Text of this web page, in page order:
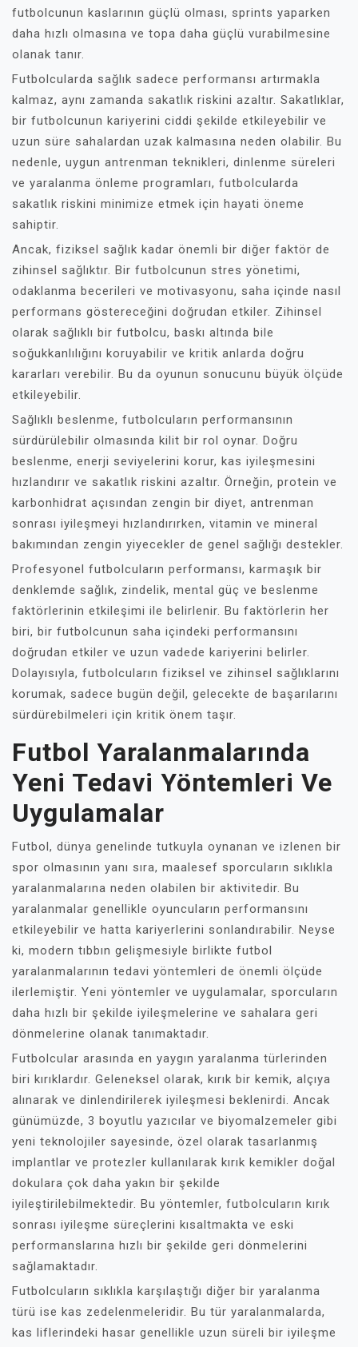
futbolcunun kaslarının güçlü olması, sprints yaparken
daha hızlı olmasına ve topa daha güçlü vurabilmesine
olanak tanır.
Futbolcularda sağlık sadece performansı artırmakla
kalmaz, aynı zamanda sakatlık riskini azaltır. Sakatlıklar,
bir futbolcunun kariyerini ciddi şekilde etkileyebilir ve
uzun süre sahalardan uzak kalmasına neden olabilir. Bu
nedenle, uygun antrenman teknikleri, dinlenme süreleri
ve yaralanma önleme programları, futbolcularda
sakatlık riskini minimize etmek için hayati öneme
sahiptir.
Ancak, fiziksel sağlık kadar önemli bir diğer faktör de
zihinsel sağlıktır. Bir futbolcunun stres yönetimi,
odaklanma becerileri ve motivasyonu, saha içinde nasıl
performans göstereceğini doğrudan etkiler. Zihinsel
olarak sağlıklı bir futbolcu, baskı altında bile
soğukkanlılığını koruyabilir ve kritik anlarda doğru
kararları verebilir. Bu da oyunun sonucunu büyük ölçüde
etkileyebilir.
Sağlıklı beslenme, futbolcuların performansının
sürdürülebilir olmasında kilit bir rol oynar. Doğru
beslenme, enerji seviyelerini korur, kas iyileşmesini
hızlandırır ve sakatlık riskini azaltır. Örneğin, protein ve
karbonhidrat açısından zengin bir diyet, antrenman
sonrası iyileşmeyi hızlandırırken, vitamin ve mineral
bakımından zengin yiyecekler de genel sağlığı destekler.
Profesyonel futbolcuların performansı, karmaşık bir
denklemde sağlık, zindelik, mental güç ve beslenme
faktörlerinin etkileşimi ile belirlenir. Bu faktörlerin her
biri, bir futbolcunun saha içindeki performansını
doğrudan etkiler ve uzun vadede kariyerini belirler.
Dolayısıyla, futbolcuların fiziksel ve zihinsel sağlıklarını
korumak, sadece bugün değil, gelecekte de başarılarını
sürdürebilmeleri için kritik önem taşır.
Futbol Yaralanmalarında
Yeni Tedavi Yöntemleri Ve
Uygulamalar
Futbol, dünya genelinde tutkuyla oynanan ve izlenen bir
spor olmasının yanı sıra, maalesef sporcuların sıklıkla
yaralanmalarına neden olabilen bir aktivitedir. Bu
yaralanmalar genellikle oyuncuların performansını
etkileyebilir ve hatta kariyerlerini sonlandırabilir. Neyse
ki, modern tıbbın gelişmesiyle birlikte futbol
yaralanmalarının tedavi yöntemleri de önemli ölçüde
ilerlemiştir. Yeni yöntemler ve uygulamalar, sporcuların
daha hızlı bir şekilde iyileşmelerine ve sahalara geri
dönmelerine olanak tanımaktadır.
Futbolcular arasında en yaygın yaralanma türlerinden
biri kırıklardır. Geleneksel olarak, kırık bir kemik, alçıya
alınarak ve dinlendirilerek iyileşmesi beklenirdi. Ancak
günümüzde, 3 boyutlu yazıcılar ve biyomalzemeler gibi
yeni teknolojiler sayesinde, özel olarak tasarlanmış
implantlar ve protezler kullanılarak kırık kemikler doğal
dokulara çok daha yakın bir şekilde
iyileştirilebilmektedir. Bu yöntemler, futbolcuların kırık
sonrası iyileşme süreçlerini kısaltmakta ve eski
performanslarına hızlı bir şekilde geri dönmelerini
sağlamaktadır.
Futbolcuların sıklıkla karşılaştığı diğer bir yaralanma
türü ise kas zedelenmeleridir. Bu tür yaralanmalarda,
kas liflerindeki hasar genellikle uzun süreli bir iyileşme